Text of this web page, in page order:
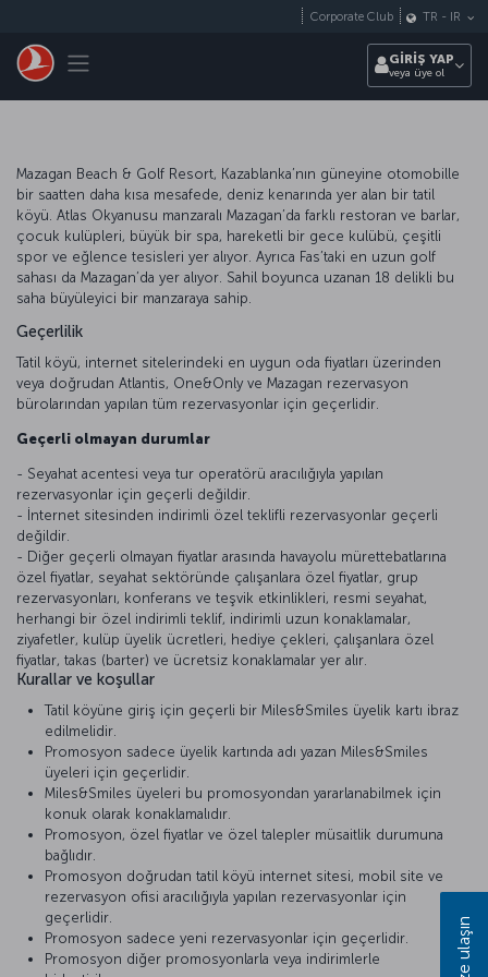
Toggle navigation
Corporate Club TR - IR
GİRİŞ YAP
veya üye ol
Mazagan Beach & Golf Resort, Kazablanka’nın güneyine otomobille
bir saatten daha kısa mesafede, deniz kenarında yer alan bir tatil
köyü. Atlas Okyanusu manzaralı Mazagan’da farklı restoran ve barlar,
çocuk kulüpleri, büyük bir spa, hareketli bir gece kulübü, çeşitli
spor ve eğlence tesisleri yer alıyor. Ayrıca Fas’taki en uzun golf
sahası da Mazagan’da yer alıyor. Sahil boyunca uzanan 18 delikli bu
saha büyüleyici bir manzaraya sahip.
Geçerlilik
Tatil köyü, internet sitelerindeki en uygun oda fiyatları üzerinden
veya doğrudan Atlantis, One&Only ve Mazagan rezervasyon
bürolarından yapılan tüm rezervasyonlar için geçerlidir.
Geçerli olmayan durumlar
- Seyahat acentesi veya tur operatörü aracılığıyla yapılan
rezervasyonlar için geçerli değildir.
- İnternet sitesinden indirimli özel teklifli rezervasyonlar geçerli
değildir.
- Diğer geçerli olmayan fiyatlar arasında havayolu mürettebatlarına
özel fiyatlar, seyahat sektöründe çalışanlara özel fiyatlar, grup
rezervasyonları, konferans ve teşvik etkinlikleri, resmi seyahat,
herhangi bir özel indirimli teklif, indirimli uzun konaklamalar,
ziyafetler, kulüp üyelik ücretleri, hediye çekleri, çalışanlara özel
fiyatlar, takas (barter) ve ücretsiz konaklamalar yer alır.
Kurallar ve koşullar
Tatil köyüne giriş için geçerli bir Miles&Smiles üyelik kartı ibraz
edilmelidir.
Promosyon sadece üyelik kartında adı yazan Miles&Smiles
üyeleri için geçerlidir.
Miles&Smiles üyeleri bu promosyondan yararlanabilmek için
konuk olarak konaklamalıdır.
Promosyon, özel fiyatlar ve özel talepler müsaitlik durumuna
bağlıdır.
Promosyon doğrudan tatil köyü internet sitesi, mobil site ve
rezervasyon ofisi aracılığıyla yapılan rezervasyonlar için
geçerlidir.
Promosyon sadece yeni rezervasyonlar için geçerlidir.
Promosyon diğer promosyonlarla veya indirimlerle
Bize ulaşın